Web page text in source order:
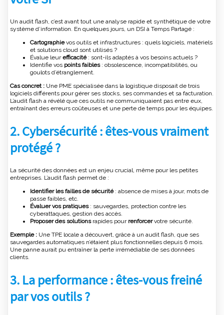
Un audit flash, c’est avant tout une analyse rapide et synthétique de votre
système d’information. En quelques jours, un DSI à Temps Partagé :
Cartographievos outils et infrastructures : quels logiciels, matériels
et solutions cloud sont utilisés ?
Évalue leurefficacité : sont-ils adaptés à vos besoins actuels ?
Identifie vos points faibles: obsolescence, incompatibilités, ou
goulots d’étranglement.
Cas concret : Une PME spécialisée dans la logistique disposait de trois
logiciels différents pour gérer ses stocks, ses commandes et sa facturation.
L’audit flash a révélé que ces outils ne communiquaient pas entre eux,
entraînant des erreurs coûteuses et une perte de temps pour les équipes.
2. Cybersécurité : êtes-vous vraiment
protégé ?
La sécurité des données est un enjeu crucial, même pour les petites
entreprises. L’audit flash permet de :
Identifier les failles de sécurité: absence de mises à jour, mots de
passe faibles, etc.
Évaluer vos pratiques: sauvegardes, protection contre les
cyberattaques, gestion des accès.
Proposer des solutionsrapides pour renforcervotre sécurité.
Exemple : Une TPE locale a découvert, grâce à un audit flash, que ses
sauvegardes automatiques n’étaient plus fonctionnelles depuis 6 mois.
Une panne aurait pu entraîner la perte irrémédiable de ses données
clients.
3. La performance : êtes-vous freiné
par vos outils ?